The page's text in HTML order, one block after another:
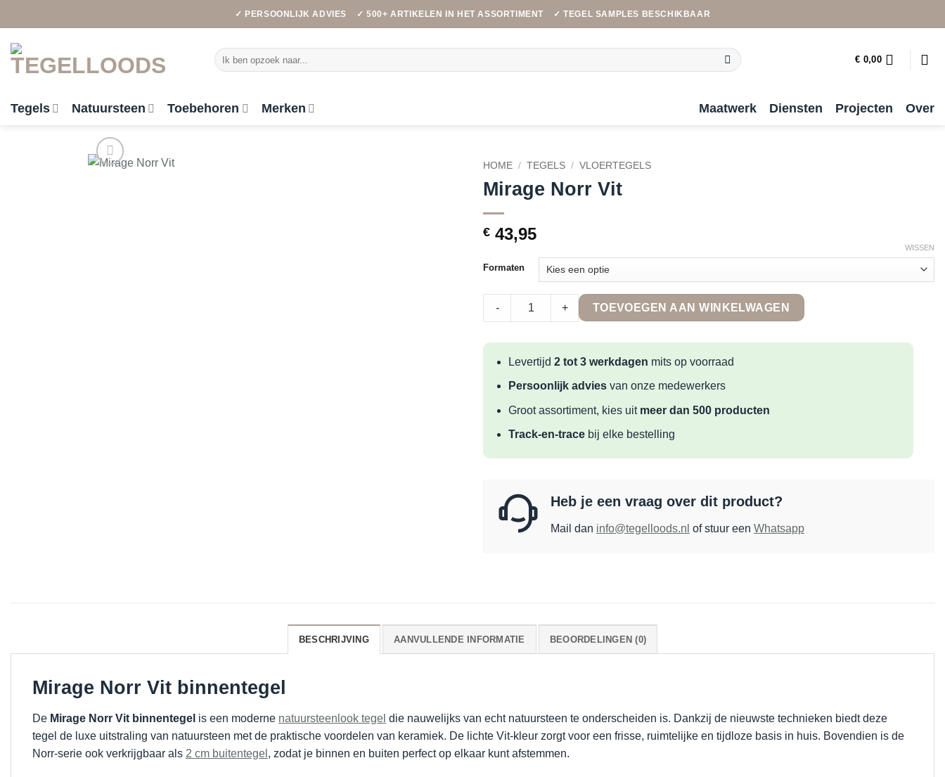
naar
inhoud
✓ PERSOONLIJK ADVIES ✓ 500+ ARTIKELEN IN HET ASSORTIMENT ✓ TEGEL SAMPLES BESCHIKBAAR
Zoeken
naar:
€ 0,00
Tegels Natuursteen Toebehoren Merken Maatwerk Diensten Projecten Over
HOME / TEGELS / VLOERTEGELS
Mirage Norr Vit
€ 43,95
Formaten
WISSEN
Mirage Norr Vit quantity
- + TOEVOEGEN AAN WINKELWAGEN
Levertijd 2 tot 3 werkdagen mits op voorraad
Persoonlijk adviesvan onze medewerkers
Groot assortiment, kies uit meer dan 500 producten
Track-en-tracebij elke bestelling
Heb je een vraag over dit product?
Mail dan info@tegelloods.nl of stuur een Whatsapp
BESCHRIJVING AANVULLENDE INFORMATIE BEOORDELINGEN (0)
Mirage Norr Vit binnentegel
De Mirage Norr Vit binnentegel is een moderne natuursteenlook tegel die nauwelijks van echt natuursteen te onderscheiden is. Dankzij de nieuwste technieken biedt deze
tegel de luxe uitstraling van natuursteen met de praktische voordelen van keramiek. De lichte Vit-kleur zorgt voor een frisse, ruimtelijke en tijdloze basis in huis. Bovendien is de
Norr-serie ook verkrijgbaar als 2 cm buitentegel , zodat je binnen en buiten perfect op elkaar kunt afstemmen.